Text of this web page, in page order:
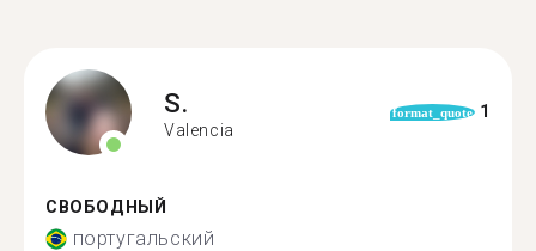
S.
Valencia
format_quote 1
СВОБОДНЫЙ
португальский